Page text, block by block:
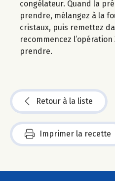
congélateur. Quand la
prendre, mélangez à la
cristaux, puis remettez
recommencez
prendre.
Retour à la liste
Imprimer la recette